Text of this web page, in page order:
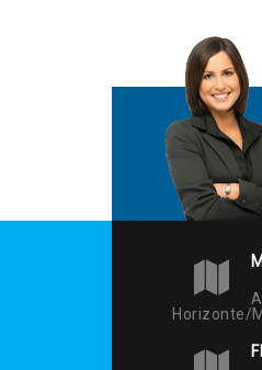
Horizonte/